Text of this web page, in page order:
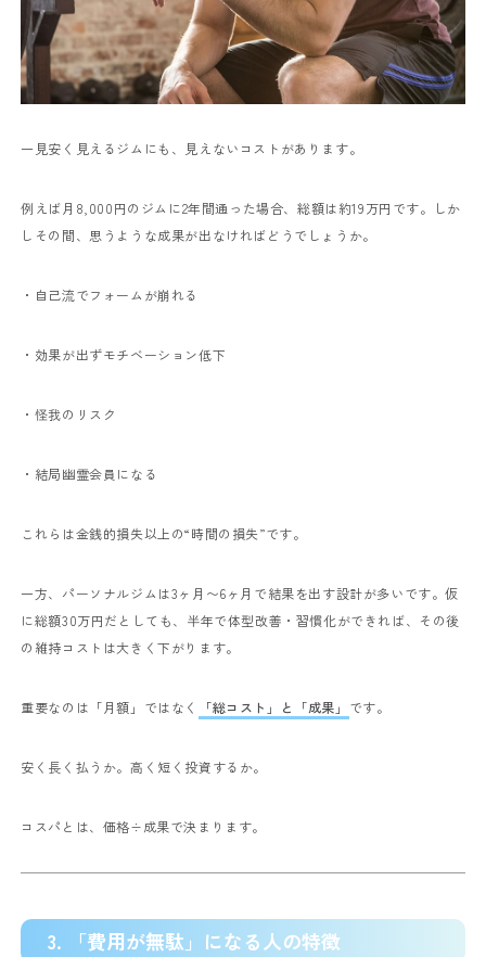
一見安く見えるジムにも、見えないコストがあります。
例えば月8,000円のジムに2年間通った場合、総額は約19万円です。しか
しその間、思うような成果が出なければどうでしょうか。
・自己流でフォームが崩れる
・効果が出ずモチベーション低下
・怪我のリスク
・結局幽霊会員になる
これらは金銭的損失以上の“時間の損失”です。
一方、パーソナルジムは3ヶ月〜6ヶ月で結果を出す設計が多いです。仮
に総額30万円だとしても、半年で体型改善・習慣化ができれば、その後
の維持コストは大きく下がります。
重要なのは「月額」ではなく 「総コスト」と「成果」 です。
安く長く払うか。 高く短く投資するか。
コスパとは、価格÷成果で決まります。
3. 「費用が無駄」になる人の特徴